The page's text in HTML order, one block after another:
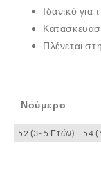
Ιδανικό
Πλένεται
Νούμερο
52 (3- 5 Ετών) 54